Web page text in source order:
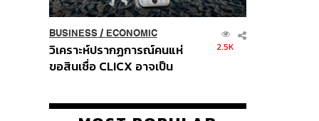
BUSINESS/ ECONOMIC
วิเคราะห์ปรากฏการณ์คนแห่
ขอสินเชื่อ CLICX อาจเป็น
ปัญหาหนี้ครัวเรือนไทยที่ถูกซุก
2.5K